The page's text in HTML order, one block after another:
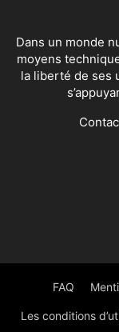
Dans un monde
moyens
la liberté de ses
FAQ
Les conditions